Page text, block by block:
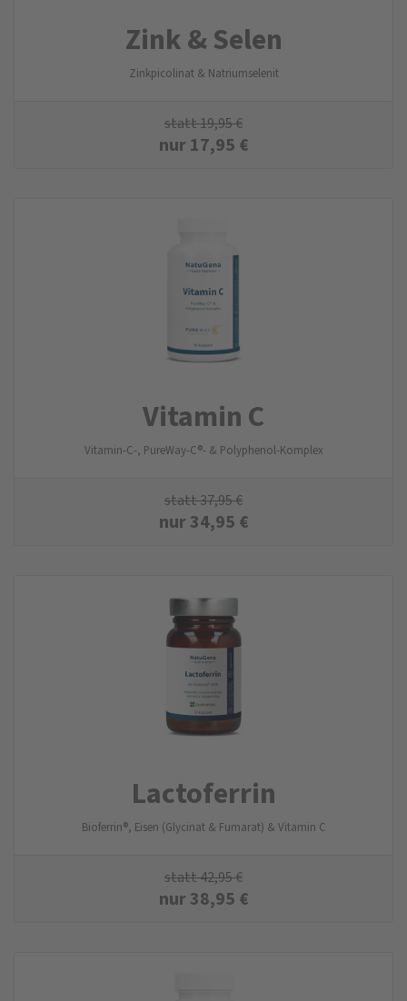
Zink & Selen
Zinkpicolinat & Natriumselenit
statt19,95€
nur17,95 €
Vitamin C
Vitamin-C-, PureWay-C®- & Polyphenol-Komplex
statt37,95€
nur34,95 €
Lactoferrin
Bioferrin®, Eisen (Glycinat & Fumarat) & Vitamin C
statt42,95€
nur38,95 €